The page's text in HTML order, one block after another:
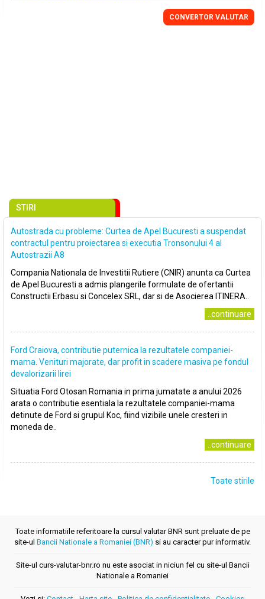
CONVERTOR VALUTAR
STIRI
Autostrada cu probleme: Curtea de Apel Bucuresti a suspendat
contractul pentru proiectarea si executia Tronsonului 4 al
Autostrazii A8
Compania Nationala de Investitii Rutiere (CNIR) anunta ca Curtea
de Apel Bucuresti a admis plangerile formulate de ofertantii
Constructii Erbasu si Concelex SRL, dar si de Asocierea ITINERA..
..continuare
Ford Craiova, contributie puternica la rezultatele companiei-
mama. Venituri majorate, dar profit in scadere masiva pe fondul
devalorizarii lirei
Situatia Ford Otosan Romania in prima jumatate a anului 2026
arata o contributie esentiala la rezultatele companiei-mama
detinute de Ford si grupul Koc, fiind vizibile unele cresteri in
moneda de..
..continuare
Toate stirile
Toate informatiile referitoare la cursul valutar BNR sunt preluate de pe
site-ul Bancii Nationale a Romaniei (BNR) si au caracter pur informativ.
Site-ul curs-valutar-bnr.ro nu este asociat in niciun fel cu site-ul Bancii
Nationale a Romaniei